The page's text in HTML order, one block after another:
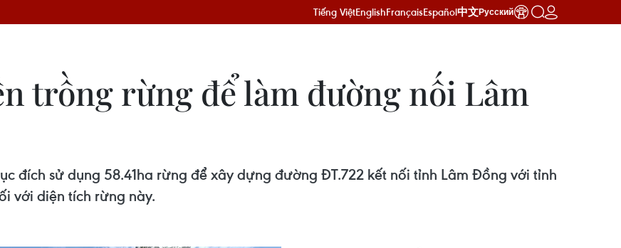
Tiếng ViệtEnglishFrançaisEspañol中文Русский
trồng rừng để làm đường nối Lâm
đích sử dụng 58.41ha rừng để xây dựng đường ĐT.722 kết nối tỉnh Lâm Đồng với tỉnh
với diện tích rừng này.